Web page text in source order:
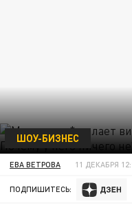
ШОУ-БИЗНЕС
ЕВА ВЕТРОВА 11 ДЕКАБРЯ
ПОДПИШИТЕСЬ: